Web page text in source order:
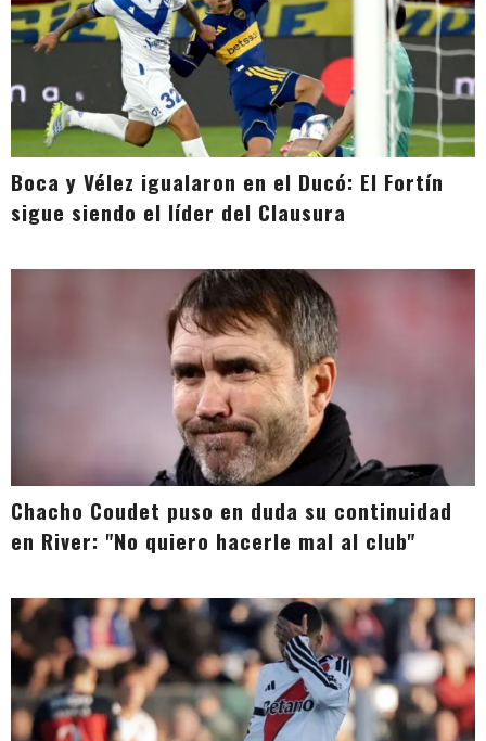
Boca y Vélez igualaron en el Ducó: El Fortín
sigue siendo el líder del Clausura
Chacho Coudet puso en duda su continuidad
en River: "No quiero hacerle mal al club"